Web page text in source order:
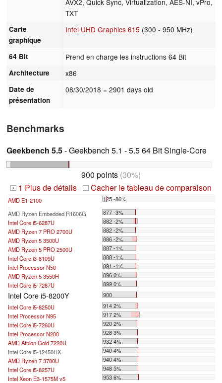
TXT
Carte
graphique
Intel UHD Graphics 615 (300 - 950 MHz)
64 Bit Prend en charge les instructions 64 Bit
Architecture x86
Date de
présentation
08/30/2018 = 2901 days old
Benchmarks
Geekbench 5.5- Geekbench 5.1 - 5.5 64 Bit Single-Core
900 points (30%)
+ 1 Plus de détails - Cacher le tableau de comparaison
AMD E1-2100 125 -86%
AMD Ryzen Embedded R1606G
877 -3%
Intel Core i5-6287U
882 -2%
AMD Ryzen 7 PRO 2700U
882 -2%
AMD Ryzen 5 3500U
886 -2%
AMD Ryzen 5 PRO 2500U
887 -1%
Intel Core i3-8109U
888 -1%
Intel Processor N50
891 -1%
AMD Ryzen 5 3550H
896 0%
Intel Core i5-7287U
899 0%
Intel Core i5-8200Y
900
Intel Core i5-8250U
914 2%
Intel Processor N95
917 2%
Intel Core i5-7260U
920 2%
Intel Processor N200
928 3%
AMD Athlon Gold 7220U
932 4%
Intel Core i5-12450HX
940 4%
AMD Ryzen 7 3780U
940 4%
Intel Core i5-8257U
948 5%
Intel Xeon E3-1575M v5
953 6%